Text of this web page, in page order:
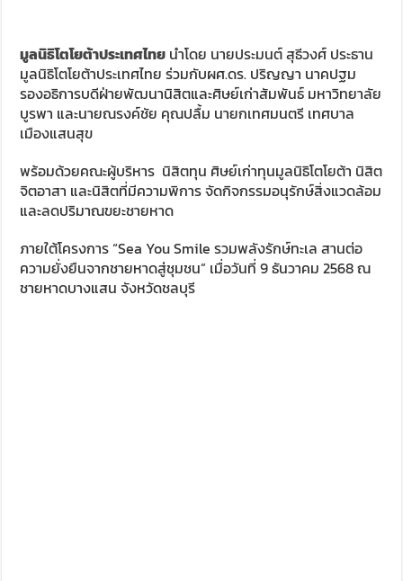
มูลนิธิโตโยต้าประเทศไทย นำโดย นายประมนต์ สุธีวงศ์ ประธาน
มูลนิธิโตโยต้าประเทศไทย ร่วมกับผศ.ดร. ปริญญา นาคปฐม
รองอธิการบดีฝ่ายพัฒนานิสิตและศิษย์เก่าสัมพันธ์ มหาวิทยาลัย
บูรพา และนายณรงค์ชัย คุณปลื้ม นายกเทศมนตรี เทศบาล
เมืองแสนสุข
พร้อมด้วยคณะผู้บริหาร นิสิตทุน ศิษย์เก่าทุนมูลนิธิโตโยต้า นิสิต
จิตอาสา และนิสิตที่มีความพิการ จัดกิจกรรมอนุรักษ์สิ่งแวดล้อม
และลดปริมาณขยะชายหาด
ภายใต้โครงการ “Sea You Smile รวมพลังรักษ์ทะเล สานต่อ
ความยั่งยืนจากชายหาดสู่ชุมชน” เมื่อวันที่ 9 ธันวาคม 2568 ณ
ชายหาดบางแสน จังหวัดชลบุรี